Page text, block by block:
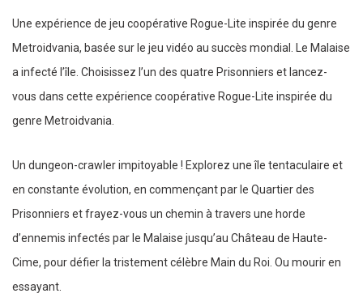
Une expérience de jeu coopérative Rogue-Lite inspirée du genre
Metroidvania, basée sur le jeu vidéo au succès mondial. Le Malaise
a infecté l’île. Choisissez l’un des quatre Prisonniers et lancez-
vous dans cette expérience coopérative Rogue-Lite inspirée du
genre Metroidvania.
Un dungeon-crawler impitoyable ! Explorez une île tentaculaire et
en constante évolution, en commençant par le Quartier des
Prisonniers et frayez-vous un chemin à travers une horde
d’ennemis infectés par le Malaise jusqu’au Château de Haute-
Cime, pour défier la tristement célèbre Main du Roi. Ou mourir en
essayant.